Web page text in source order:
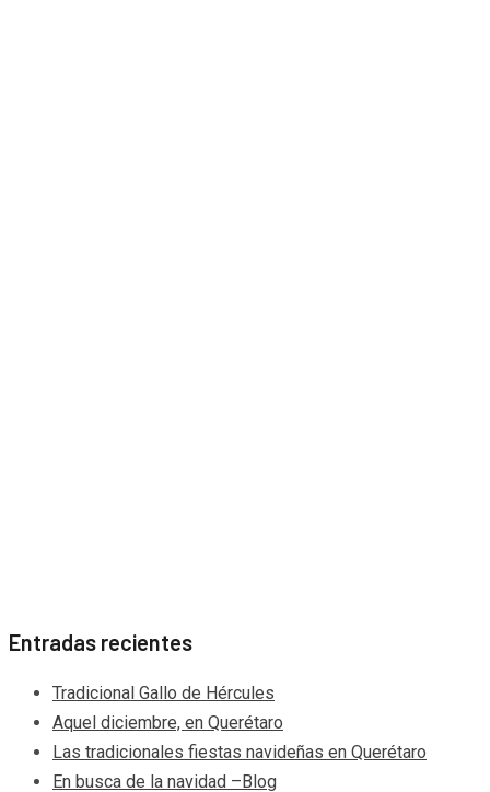
Entradas recientes
Tradicional Gallo de Hércules
Aquel diciembre, en Querétaro
Las tradicionales fiestas navideñas en Querétaro
En busca de la navidad –Blog